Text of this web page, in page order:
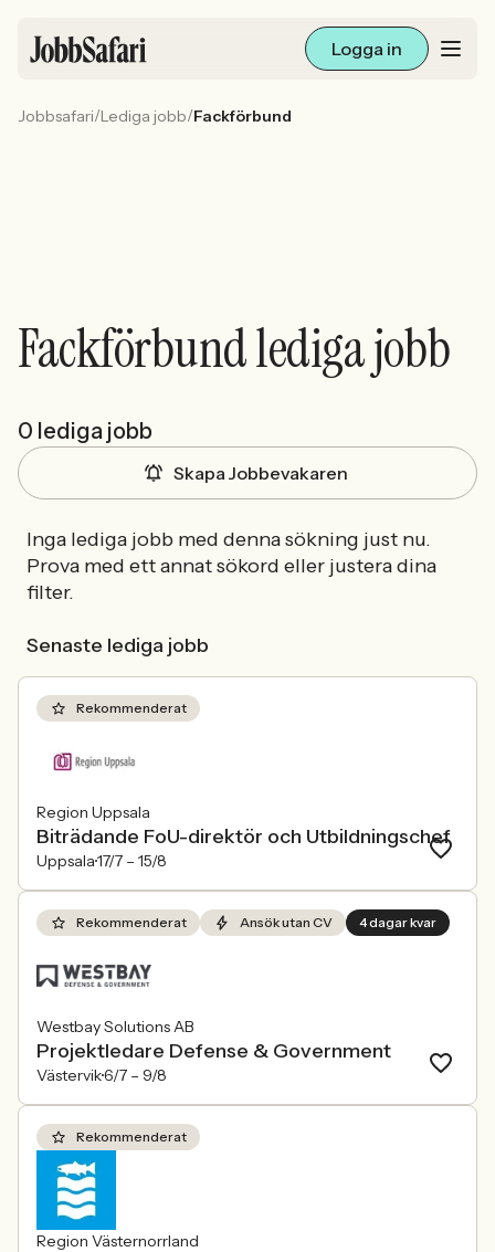
Logga in
Sök med AI
Ny här? Skapa konto
Jobbsafari/Lediga jobb/Fackförbund
Fackförbund lediga jobb
0 lediga jobb
Skapa Jobbevakaren
Inga lediga jobb med denna sökning just nu.
Prova med ett annat sökord eller justera dina
filter.
Senaste lediga jobb
Rekommenderat
Region Uppsala
Biträdande FoU-direktör och Utbildningschef
Uppsala17/7 – 15/8
Rekommenderat Ansök utan CV 4 dagar kvar
Westbay Solutions AB
Projektledare Defense & Government
Västervik6/7 – 9/8
Rekommenderat
Region Västernorrland